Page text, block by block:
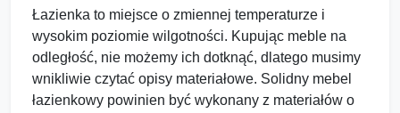
Łazienka to miejsce o zmiennej temperaturze i
wysokim poziomie wilgotności. Kupując meble na
odległość, nie możemy ich dotknąć, dlatego musimy
wnikliwie czytać opisy materiałowe. Solidny mebel
łazienkowy powinien być wykonany z materiałów o